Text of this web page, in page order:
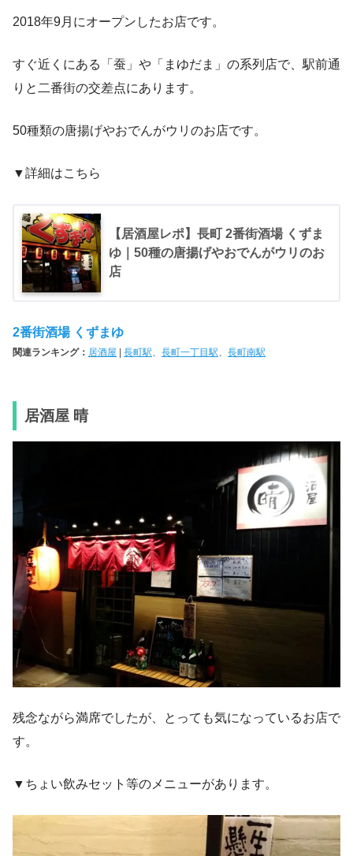
2018年9月にオープンしたお店です。
すぐ近くにある「蚕」や「まゆだま」の系列店で、駅前通
りと二番街の交差点にあります。
50種類の唐揚げやおでんがウリのお店です。
▼詳細はこちら
【居酒屋レポ】長町 2番街酒場 くずま
ゆ｜50種の唐揚げやおでんがウリのお
店
2番街酒場 くずまゆ
関連ランキング： 居酒屋 長町駅、 長町一丁目駅、 長町南駅
居酒屋 晴
残念ながら満席でしたが、とっても気になっているお店で
す。
▼ちょい飲みセット等のメニューがあります。